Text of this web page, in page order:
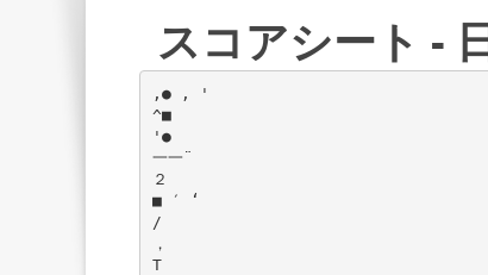
スコアシート -
,● , '
^■
'●
一一¨
２
■ ′ ‘
/
，
T